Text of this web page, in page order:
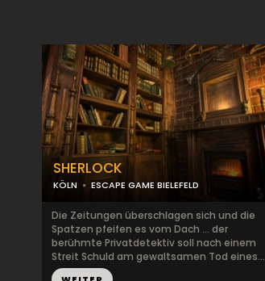
SHERLOCK
KÖLN ESCAPE GAME BIELEFELD
Die Zeitungen überschlagen sich und die
Spatzen pfeifen es vom Dach … der
berühmte Privatdetektiv soll nach einem
Streit Schuld am gewaltsamen Tod eines...